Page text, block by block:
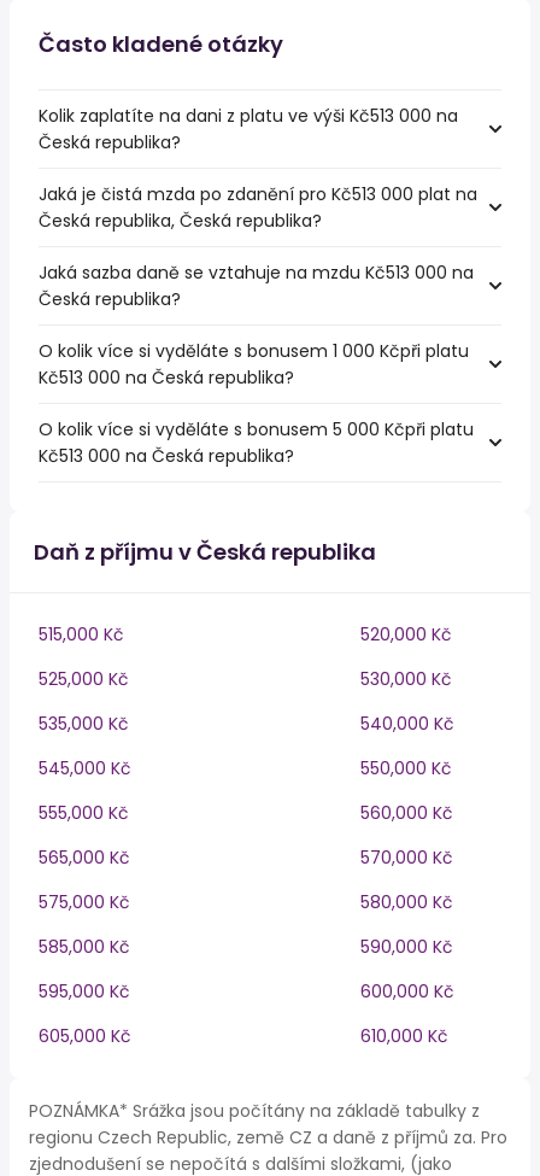
Často kladené otázky
Kolik zaplatíte na dani z platu ve výši Kč513 000 na
Česká republika?
Jaká je čistá mzda po zdanění pro Kč513 000 plat na
Česká republika, Česká republika?
Jaká sazba daně se vztahuje na mzdu Kč513 000 na
Česká republika?
O kolik více si vyděláte s bonusem 1 000 Kčpři platu
Kč513 000 na Česká republika?
O kolik více si vyděláte s bonusem 5 000 Kčpři platu
Kč513 000 na Česká republika?
Daň z příjmu v Česká republika
515,000 Kč
520,000 Kč
525,000 Kč
530,000 Kč
535,000 Kč
540,000 Kč
545,000 Kč
550,000 Kč
555,000 Kč
560,000 Kč
565,000 Kč
570,000 Kč
575,000 Kč
580,000 Kč
585,000 Kč
590,000 Kč
595,000 Kč
600,000 Kč
605,000 Kč
610,000 Kč
POZNÁMKA* Srážka jsou počítány na základě tabulky z
regionu Czech Republic, země CZ a daně z příjmů za. Pro
zjednodušení se nepočítá s dalšími složkami, (jako